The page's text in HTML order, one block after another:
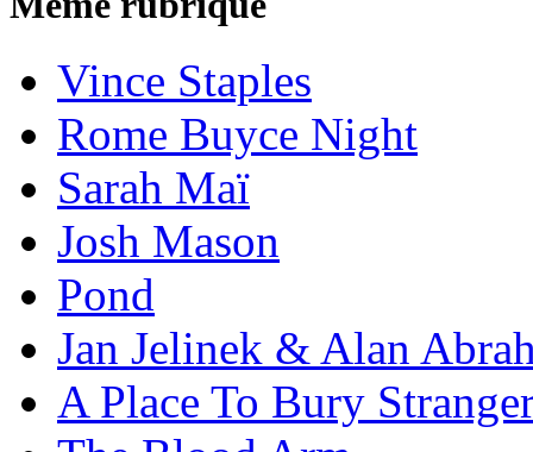
Vince Staples
Rome Buyce Night
Sarah Maï
Josh Mason
Pond
Jan Jelinek & Alan
A Place To Bury